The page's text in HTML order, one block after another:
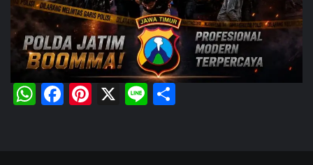
WhatsApp
Facebook
Pinterest
X Line